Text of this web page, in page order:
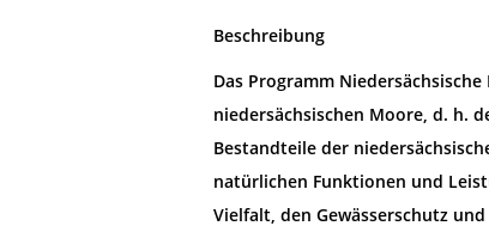
Beschreibung
Das Programm
niedersächsischen Moore, d. h.
Bestandteile der
natürlichen Funktionen und
Vielfalt, den Gewässerschutz